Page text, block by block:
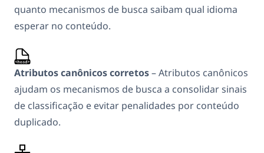
quanto mecanismos de busca saibam qual idioma
esperar no conteúdo.
Atributos canônicos corretos– Atributos canônicos
ajudam os mecanismos de busca a consolidar sinais
de classificação e evitar penalidades por conteúdo
duplicado.